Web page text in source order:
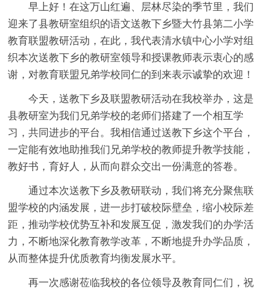
早上好！在这万山红遍、层林尽染的季节里，我们
迎来了县教研室组织的语文送教下乡暨大竹县第二小学
教育联盟教研活动，在此，我代表清水镇中心小学对组
织本次送教下乡的教研室领导和授课教师表示衷心的感
谢，对教育联盟兄弟学校同仁的到来表示诚挚的欢迎！
今天，送教下乡及联盟教研活动在我校举办，这是
县教研室为我们兄弟学校的老师们搭建了一个相互学
习，共同进步的平台。我相信通过送教下乡这个平台，
一定能有效地助推我们兄弟学校的教师提升教学技能，
教好书，育好人，从而向群众交出一份满意的答卷。
通过本次送教下乡及教研联动，我们将充分聚焦联
盟学校的内涵发展，进一步打破校际壁垒，缩小校际差
距，推动学校优势互补和发展互促，激发我们的办学活
力，不断地深化教育教学改革，不断地提升办学品质，
从而整体提升优质教育均衡发展水平。
再一次感谢莅临我校的各位领导及教育同仁们，祝